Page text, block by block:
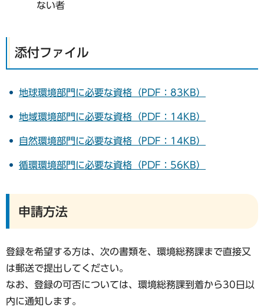
ない者
添付ファイル
地球環境部門に必要な資格（PDF：83KB）
地域環境部門に必要な資格（PDF：14KB）
自然環境部門に必要な資格（PDF：14KB）
循環環境部門に必要な資格（PDF：56KB）
申請方法
登録を希望する方は、次の書類を、環境総務課まで直接又
は郵送で提出してください。
なお、登録の可否については、環境総務課到着から30日以
内に通知します。